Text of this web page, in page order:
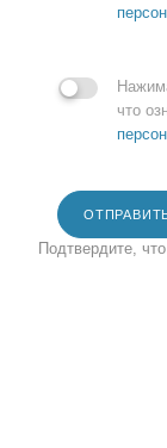
что
Подтвердите,